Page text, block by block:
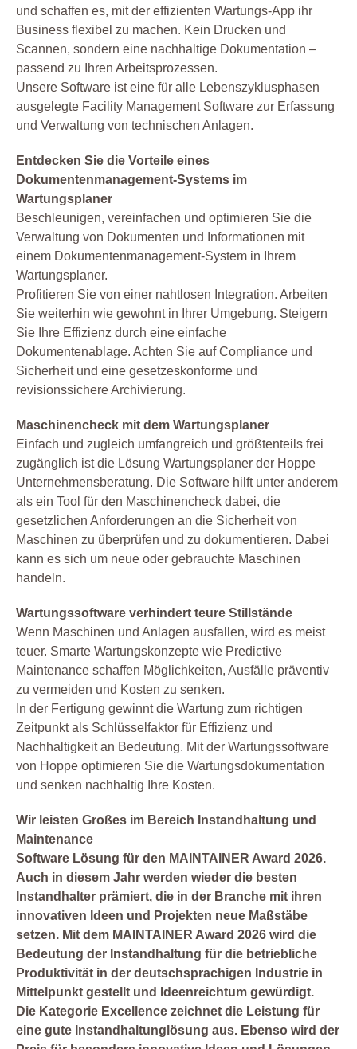
und schaffen es, mit der effizienten Wartungs-App ihr
Business flexibel zu machen. Kein Drucken und
Scannen, sondern eine nachhaltige Dokumentation –
passend zu Ihren Arbeitsprozessen.
Unsere Software ist eine für alle Lebenszyklusphasen
ausgelegte Facility Management Software zur Erfassung
und Verwaltung von technischen Anlagen.
Entdecken Sie die Vorteile eines
Dokumentenmanagement-Systems im
Wartungsplaner
Beschleunigen, vereinfachen und optimieren Sie die
Verwaltung von Dokumenten und Informationen mit
einem Dokumentenmanagement-System in Ihrem
Wartungsplaner.
Profitieren Sie von einer nahtlosen Integration. Arbeiten
Sie weiterhin wie gewohnt in Ihrer Umgebung. Steigern
Sie Ihre Effizienz durch eine einfache
Dokumentenablage. Achten Sie auf Compliance und
Sicherheit und eine gesetzeskonforme und
revisionssichere Archivierung.
Maschinencheck mit dem Wartungsplaner
Einfach und zugleich umfangreich und größtenteils frei
zugänglich ist die Lösung Wartungsplaner der Hoppe
Unternehmensberatung. Die Software hilft unter anderem
als ein Tool für den Maschinencheck dabei, die
gesetzlichen Anforderungen an die Sicherheit von
Maschinen zu überprüfen und zu dokumentieren. Dabei
kann es sich um neue oder gebrauchte Maschinen
handeln.
Wartungssoftware verhindert teure Stillstände
Wenn Maschinen und Anlagen ausfallen, wird es meist
teuer. Smarte Wartungskonzepte wie Predictive
Maintenance schaffen Möglichkeiten, Ausfälle präventiv
zu vermeiden und Kosten zu senken.
In der Fertigung gewinnt die Wartung zum richtigen
Zeitpunkt als Schlüsselfaktor für Effizienz und
Nachhaltigkeit an Bedeutung. Mit der Wartungssoftware
von Hoppe optimieren Sie die Wartungsdokumentation
und senken nachhaltig Ihre Kosten.
Wir leisten Großes im Bereich Instandhaltung und
Maintenance
Software Lösung für den MAINTAINER Award 2026.
Auch in diesem Jahr werden wieder die besten
Instandhalter prämiert, die in der Branche mit ihren
innovativen Ideen und Projekten neue Maßstäbe
setzen. Mit dem MAINTAINER Award 2026 wird die
Bedeutung der Instandhaltung für die betriebliche
Produktivität in der deutschsprachigen Industrie in
Mittelpunkt gestellt und Ideenreichtum gewürdigt.
Die Kategorie Excellence zeichnet die Leistung für
eine gute Instandhaltunglösung aus. Ebenso wird der